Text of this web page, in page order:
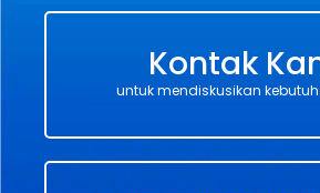
Kontak
untuk mendiskusikan